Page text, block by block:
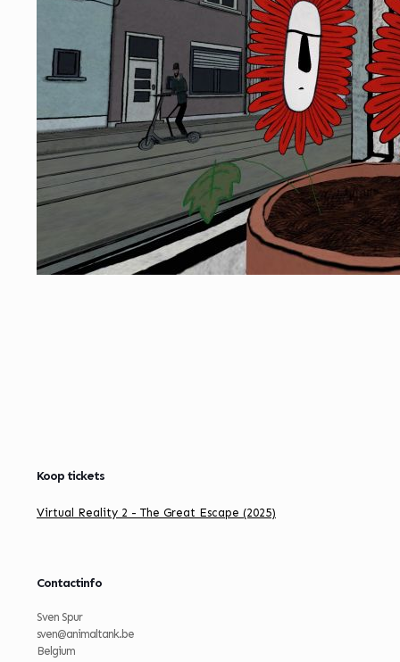
Koop tickets
Virtual Reality 2 - The Great Escape (2025)
Contactinfo
Sven Spur
sven@animaltank.be
Belgium